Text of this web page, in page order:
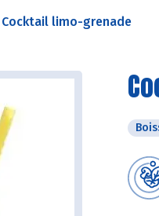
Cocktail limo-grenade